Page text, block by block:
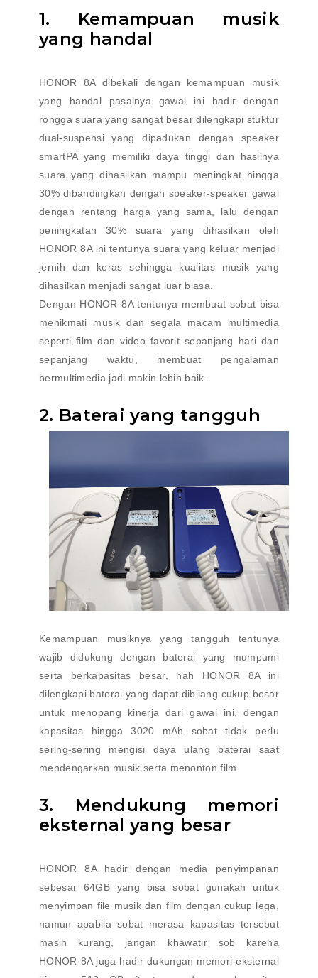
1. Kemampuan musik
yang handal
HONOR 8A dibekali dengan kemampuan musik
yang handal pasalnya gawai ini hadir dengan
rongga suara yang sangat besar dilengkapi stuktur
dual-suspensi yang dipadukan dengan speaker
smartPA yang memiliki daya tinggi dan hasilnya
suara yang dihasilkan mampu meningkat hingga
30% dibandingkan dengan speaker-speaker gawai
dengan rentang harga yang sama, lalu dengan
peningkatan 30% suara yang dihasilkan oleh
HONOR 8A ini tentunya suara yang keluar menjadi
jernih dan keras sehingga kualitas musik yang
dihasilkan menjadi sangat luar biasa.
Dengan HONOR 8A tentunya membuat sobat bisa
menikmati musik dan segala macam multimedia
seperti film dan video favorit sepanjang hari dan
sepanjang waktu, membuat pengalaman
bermultimedia jadi makin lebih baik.
2. Baterai yang tangguh
Kemampuan musiknya yang tangguh tentunya
wajib didukung dengan baterai yang mumpumi
serta berkapasitas besar, nah HONOR 8A ini
dilengkapi baterai yang dapat dibilang cukup besar
untuk menopang kinerja dari gawai ini, dengan
kapasitas hingga 3020 mAh sobat tidak perlu
sering-sering mengisi daya ulang baterai saat
mendengarkan musik serta menonton film.
3. Mendukung memori
eksternal yang besar
HONOR 8A hadir dengan media penyimpanan
sebesar 64GB yang bisa sobat gunakan untuk
menyimpan file musik dan film dengan cukup lega,
namun apabila sobat merasa kapasitas tersebut
masih kurang, jangan khawatir sob karena
HONOR 8A juga hadir dukungan memori eksternal